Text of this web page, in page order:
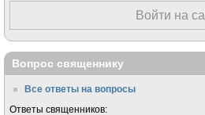
Войти на
Вопрос священнику
Все ответы на вопросы
Ответы священников: